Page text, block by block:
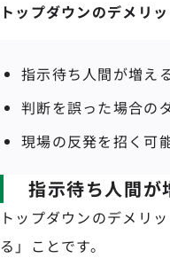
トップダウンのデメリッ
指示待ち人間が増え
判断を誤った場合の
現場の反発を招く可
指示待ち人間が
トップダウンのデメリ
る」ことです。